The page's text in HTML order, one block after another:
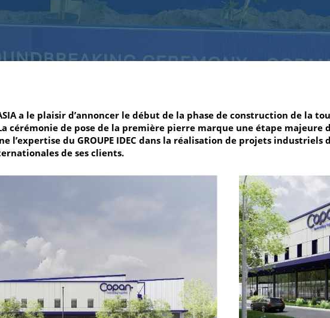
Accueil Événement / IDEC GROUP ASIA
ASIA a le plaisir d’annoncer le début de la phase de construction de la
cérémonie de pose de la première pierre marque une étape majeure
l’expertise du GROUPE IDEC dans la réalisation de projets industriels
de ses clients.